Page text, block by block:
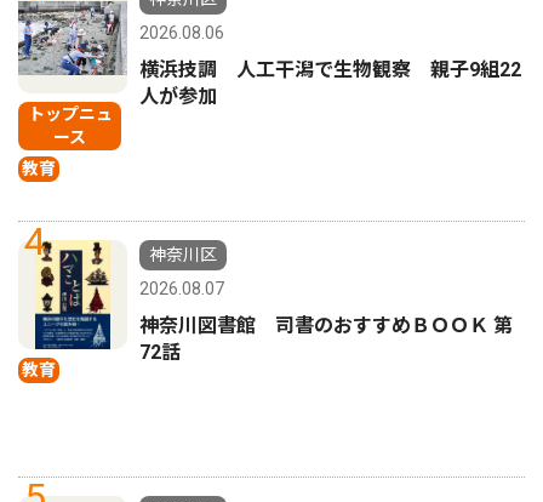
トップニュ
ース
教育
2026.08.06
横浜技調 人工干潟で生物観察 親子9組22
人が参加
4
教育
神奈川区
2026.08.07
神奈川図書館 司書のおすすめＢＯＯＫ 第
72話